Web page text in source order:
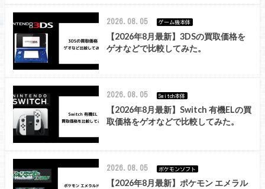
2026.08.05 ゲーム機本体
【2026年8月最新】3DSの買取価格を
ゲオなどで比較してみた。
2026.08.05 Switch本体
【2026年8月最新】Switch 有機ELの買
取価格をゲオなどで比較してみた。
2026.08.05 ポケモンソフト
【2026年8月最新】ポケモン エメラル